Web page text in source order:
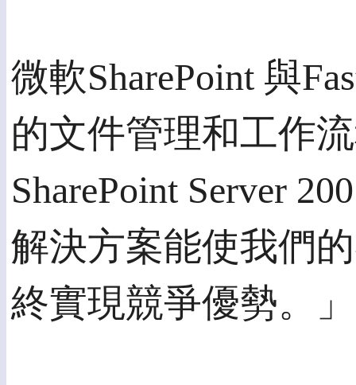
微軟SharePoint 與
的文件管理和工作
SharePoint Server
解決方案能使我們
終實現競爭優勢。」